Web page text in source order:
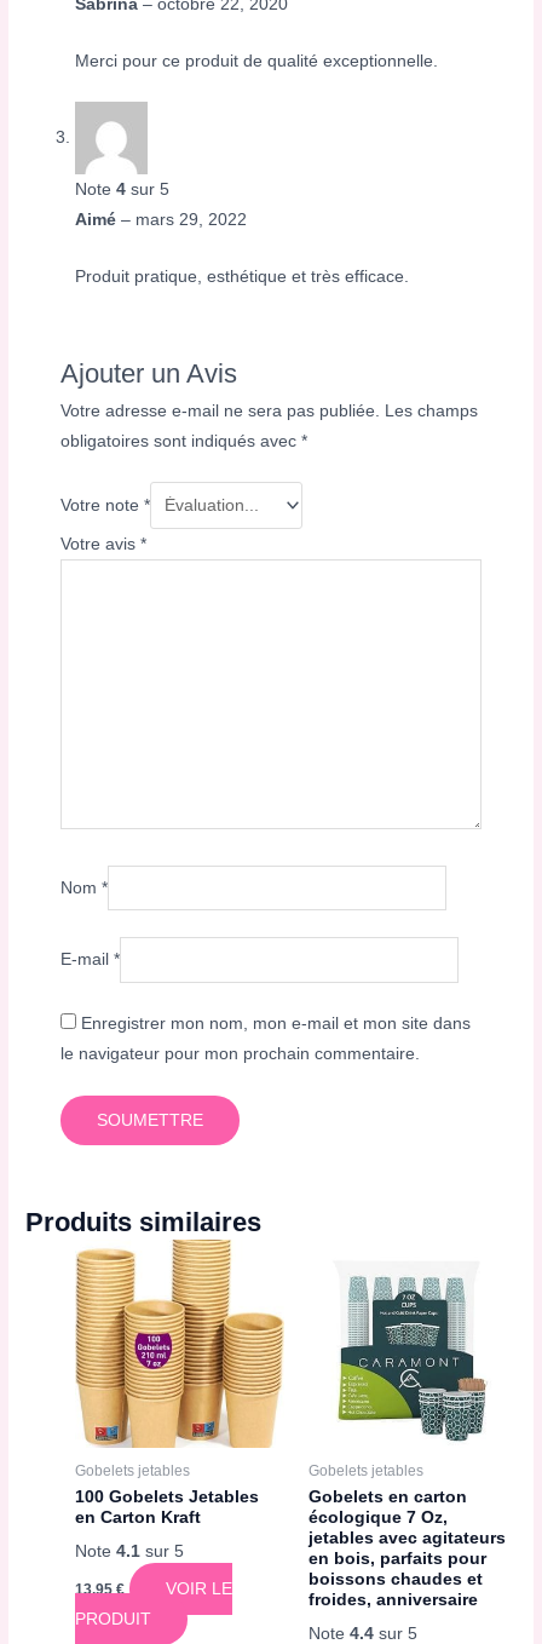
Sabrina– octobre 22, 2020
Merci pour ce produit de qualité exceptionnelle.
Note4 sur 5
Aimé– mars 29, 2022
Produit pratique, esthétique et très efficace.
Ajouter un Avis
Votre adresse e-mail ne sera pas publiée.
Les champs
obligatoires sont indiqués avec*
Votre note*
Votre avis*
Nom*
E-mail*
Enregistrer mon nom, mon e-mail et mon site dans
le navigateur pour mon prochain commentaire.
Produits similaires
Gobelets jetables
100 Gobelets Jetables
en Carton Kraft
Note4.1 sur 5
13,95€
VOIR LE
PRODUIT
Gobelets jetables
Gobelets en carton
écologique 7 Oz,
jetables avec agitateurs
en bois, parfaits pour
boissons chaudes et
froides, anniversaire
Note 4.4sur 5